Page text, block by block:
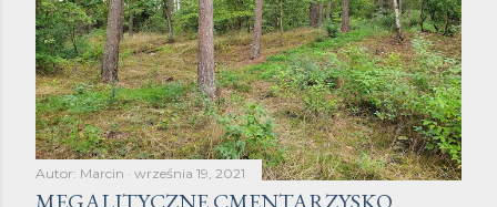
Autor: Marcin września 19, 2021